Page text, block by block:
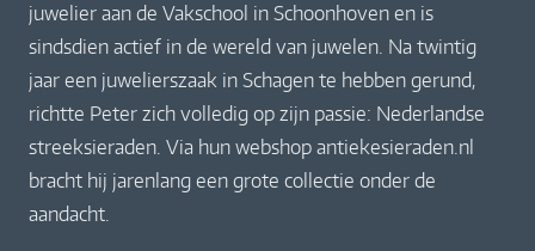
juwelier aan de Vakschool in Schoonhoven en is
sindsdien actief in de wereld van juwelen. Na twintig
jaar een juwelierszaak in Schagen te hebben gerund,
richtte Peter zich volledig op zijn passie: Nederlandse
streeksieraden. Via hun webshop antiekesieraden.nl
bracht hij jarenlang een grote collectie onder de
aandacht.